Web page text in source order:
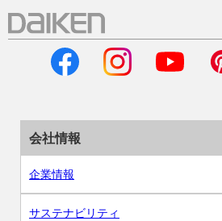
会社情報
企業情報
サステナビリティ